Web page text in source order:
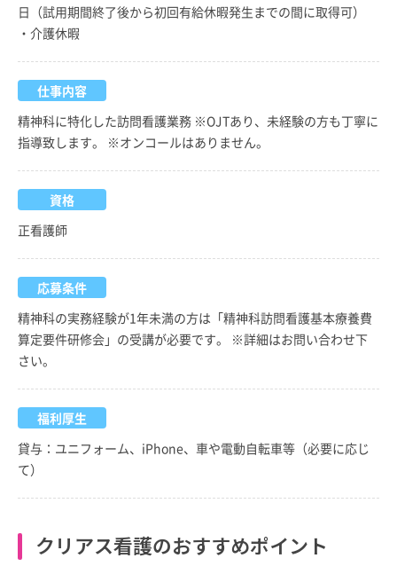
日（試用期間終了後から初回有給休暇発生までの間に取得可）
・介護休暇
仕事内容
精神科に特化した訪問看護業務 ※OJTあり、未経験の方も丁寧に
指導致します。 ※オンコールはありません。
資格
正看護師
応募条件
精神科の実務経験が1年未満の方は「精神科訪問看護基本療養費
算定要件研修会」の受講が必要です。 ※詳細はお問い合わせ下
さい。
福利厚生
貸与：ユニフォーム、iPhone、車や電動自転車等（必要に応じ
て）
クリアス看護のおすすめポイント